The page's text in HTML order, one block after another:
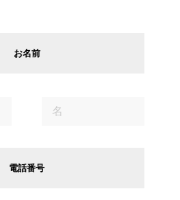
お名前
電話番号